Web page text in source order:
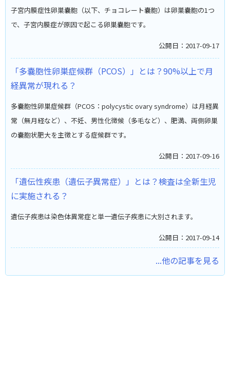
子宮内膜症性卵巣嚢胞（以下、チョコレート嚢胞）は卵巣嚢胞の1つ
で、子宮内膜症が原因で起こる卵巣嚢胞です。
公開日：2017-09-17
「多嚢胞性卵巣症候群（PCOS）」とは？90%以上で月
経異常が現れる？
多嚢胞性卵巣症候群（PCOS：polycystic ovary syndrome）は月経異
常（無月経など）、不妊、男性化徴候（多毛など）、肥満、両側卵巣
の嚢胞状肥大を主徴とする症候群です。
公開日：2017-09-16
「遺伝性疾患（遺伝子異常症）」とは？検査は全新生児
に実施される？
遺伝子疾患は染色体異常症と単一遺伝子疾患に大別されます。
公開日：2017-09-14
...他の記事を見る